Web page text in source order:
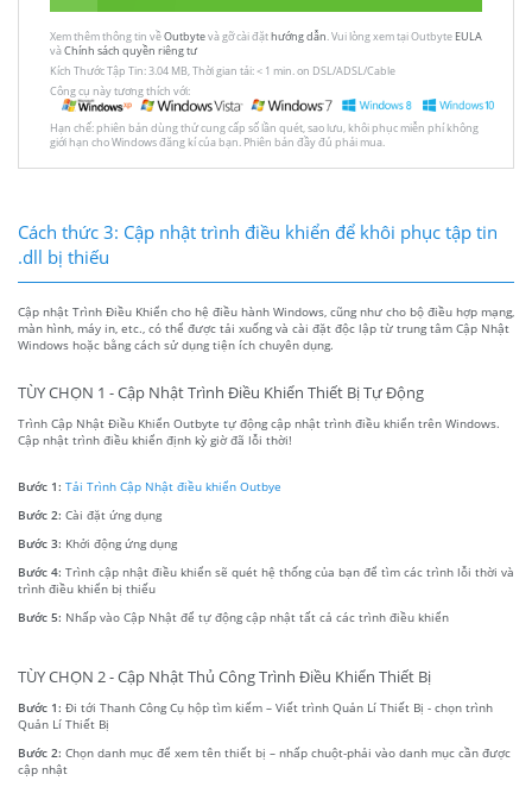
Xem thêm thông tin vềOutbytevà gỡ cài đặthướng dẫn. Vui lòng xem tại Outbyte EULA
vàChính sách quyền riêng tư
Kích Thước Tập Tin: 3.04 MB, Thời gian tải: < 1 min. on DSL/ADSL/Cable
Công cụ này tương thích với:
Hạn chế: phiên bản dùng thử cung cấp số lần quét, sao lưu, khôi phục miễn phí không
giới hạn cho Windows đăng kí của bạn. Phiên bản đầy đủ phải mua.
Cách thức 3: Cập nhật trình điều khiển để khôi phục tập tin
.dll bị thiếu
Cập nhật Trình Điều Khiển cho hệ điều hành Windows, cũng như cho bộ điều hợp mạng,
màn hình, máy in, etc., có thể được tải xuống và cài đặt độc lập từ trung tâm Cập Nhật
Windows hoặc bằng cách sử dụng tiện ích chuyên dụng.
TÙY CHỌN 1 - Cập Nhật Trình Điều Khiển Thiết Bị Tự Động
Trình Cập Nhật Điều Khiển Outbyte tự động cập nhật trình điều khiển trên Windows.
Cập nhật trình điều khiển định kỳ giờ đã lỗi thời!
Bước 1: Tải Trình Cập Nhật điều khiển Outbye
Bước 2: Cài đặt ứng dụng
Bước 3: Khởi động ứng dụng
Bước 4: Trình cập nhật điều khiển sẽ quét hệ thống của bạn để tìm các trình lỗi thời và
trình điều khiển bị thiếu
Bước 5: Nhấp vào Cập Nhật để tự động cập nhật tất cả các trình điều khiển
TÙY CHỌN 2 - Cập Nhật Thủ Công Trình Điều Khiển Thiết Bị
Bước 1: Đi tới Thanh Công Cụ hộp tìm kiếm – Viết trình Quản Lí Thiết Bị - chọn trình
Quản Lí Thiết Bị
Bước 2: Chọn danh mục để xem tên thiết bị – nhấp chuột-phải vào danh mục cần được
cập nhật